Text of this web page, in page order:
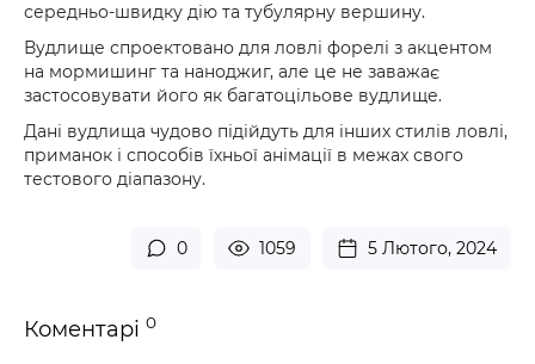
середньо-швидку дію та тубулярну вершину.
Вудлище спроектовано для ловлі форелі з акцентом
на мормишинг та наноджиг, але це не заважає
застосовувати його як багатоцільове вудлище.
Дані вудлища чудово підійдуть для інших стилів ловлі,
приманок і способів їхньої анімації в межах свого
тестового діапазону.
0 1059 5 Лютого, 2024
Коментарі 0